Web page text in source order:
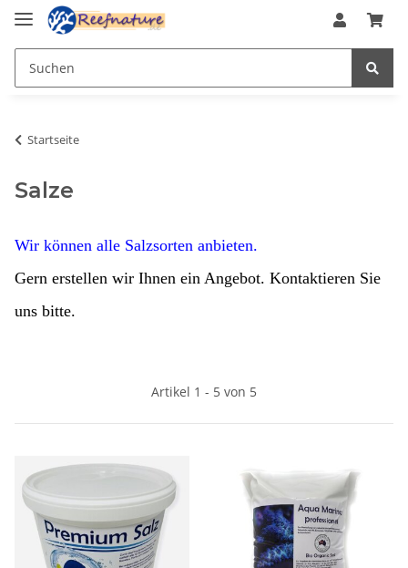
Startseite
Salze
Wir können alle Salzsorten anbieten.
Gern erstellen wir Ihnen ein Angebot. Kontaktieren Sie
uns bitte.
Artikel 1 - 5 von 5